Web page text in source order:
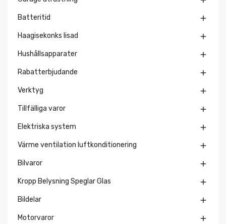
Batteritid 
Haagisekonks lisad 
Hushållsapparater 
Rabatterbjudande 
Verktyg 
Tillfälliga varor 
Elektriska system 
Värme ventilation luftkonditionering 
Bilvaror 
Kropp Belysning Speglar Glas 
Bildelar 
Motorvaror 